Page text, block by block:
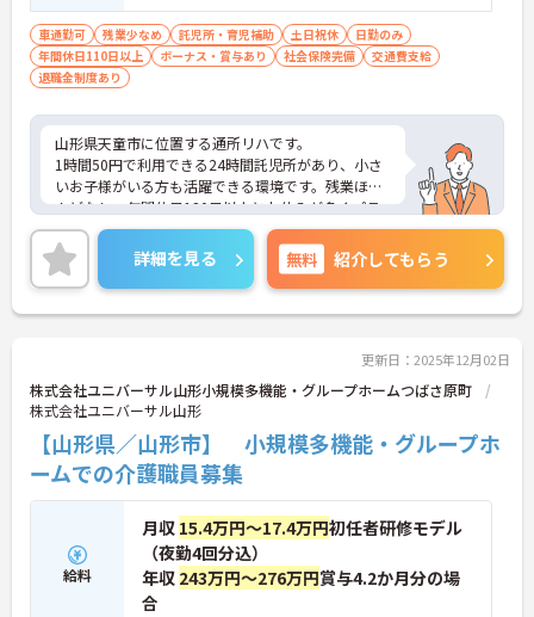
車通勤可 残業少なめ 託児所・育児補助 土日祝休
日勤のみ
年間休日110日以上
ボーナス・賞与あり 社会保険完備
交通費支給
退職金制度あり
山形県天童市に位置する通所リハです。
1時間50円で利用できる24時間託児所があり、小さ
いお子様がいる方も活躍できる環境です。残業ほと
んどなし、年間休日120日以上とお休みが多くプラ
イベートも充実させることができます。
ご興味のある方はお気軽にお問い合わせ下さい。
詳細を見る 無料 紹介してもらう
更新日：2025年12月02日
株式会社ユニバーサル山形小規模多機能・グループホームつばさ原町
株式会社ユニバーサル山形
【山形県／山形市】 小規模多機能・グループホ
ームでの介護職員募集
給料
月収 15.4万円～17.4万円初任者研修モデル
（夜勤4回分込）
年収 243万円～276万円賞与4.2か月分の場
合